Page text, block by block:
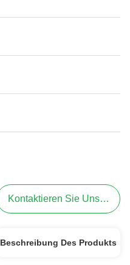
Kontaktieren Sie Uns Jetzt
Beschreibung Des Produkts